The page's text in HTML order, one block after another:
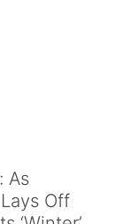
As
Off